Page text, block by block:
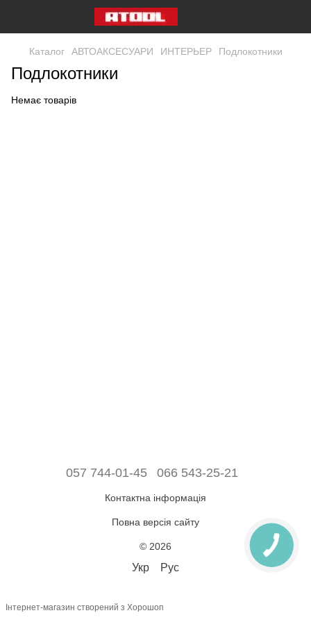
Каталог АВТОАКСЕСУАРИ ИНТЕРЬЕР Подлокотники
Подлокотники
Немає товарів
057 744-01-45 066 543-25-21
Контактна інформація
Повна версія сайту
© 2026
Укр Рус
Інтернет-магазин створений з Хорошоп